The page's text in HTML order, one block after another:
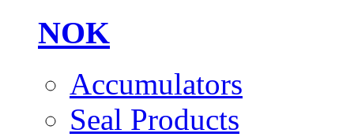
NOK
Accumulators
Seal Products